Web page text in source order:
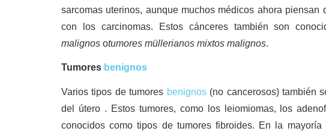
sarcomas uterinos, aunque muchos médicos ahora piensan
con los carcinomas. Estos cánceres también son
malignos otumores müllerianos mixtos malignos.
Tumores benignos
Varios tipos de tumores benignos(no cancerosos) también
del útero . Estos tumores, como los leiomiomas, los
conocidos como tipos de tumores fibroides. En la